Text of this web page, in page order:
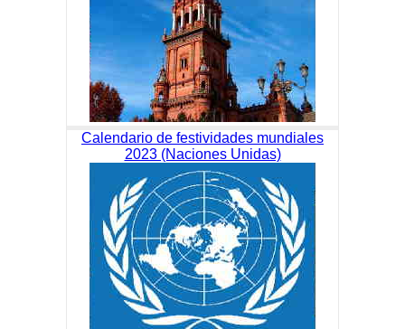
Calendario de festividades mundiales
2023 (Naciones Unidas)